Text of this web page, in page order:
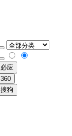
必应
360
搜狗